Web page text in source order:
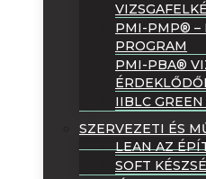
PMI-PMP® –
PROGRAM
PMI-PBA®
IIBLC
SZERVEZETI ÉS
LEAN AZ
SOFT